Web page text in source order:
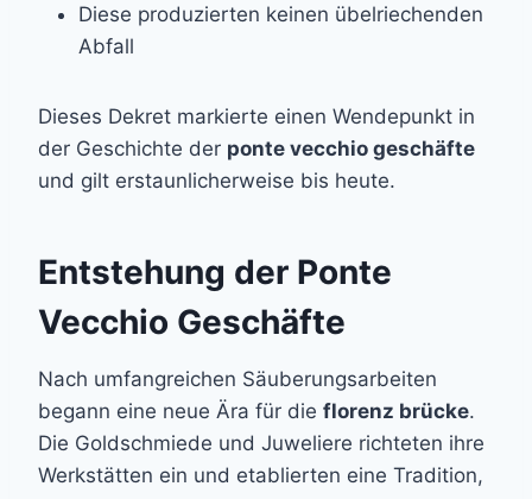
Diese produzierten keinen übelriechenden
Abfall
Dieses Dekret markierte einen Wendepunkt in
der Geschichte der ponte vecchio geschäfte
und gilt erstaunlicherweise bis heute.
Entstehung der Ponte
Vecchio Geschäfte
Nach umfangreichen Säuberungsarbeiten
begann eine neue Ära für die florenz brücke.
Die Goldschmiede und Juweliere richteten ihre
Werkstätten ein und etablierten eine Tradition,